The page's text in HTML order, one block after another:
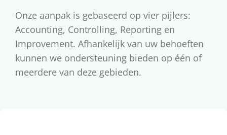
Onze aanpak is gebaseerd op vier pijlers:
Accounting, Controlling, Reporting en
Improvement. Afhankelijk van uw behoeften
kunnen we ondersteuning bieden op één of
meerdere van deze gebieden.